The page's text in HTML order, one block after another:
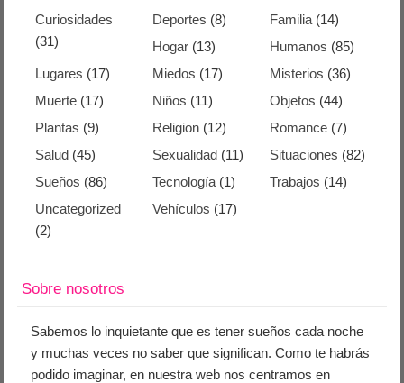
Curiosidades
(31)
Deportes (8) Familia(14)
Hogar (13) Humanos (85)
Lugares (17) Miedos (17) Misterios (36)
Muerte (17) Niños (11) Objetos (44)
Plantas (9) Religion (12) Romance(7)
Salud (45) Sexualidad (11) Situaciones (82)
Sueños (86) Tecnología (1) Trabajos (14)
Uncategorized
(2)
Vehículos (17)
Sobre nosotros
Sabemos lo inquietante que es tener sueños cada noche
y muchas veces no saber que significan. Como te habrás
podido imaginar, en nuestra web nos centramos en